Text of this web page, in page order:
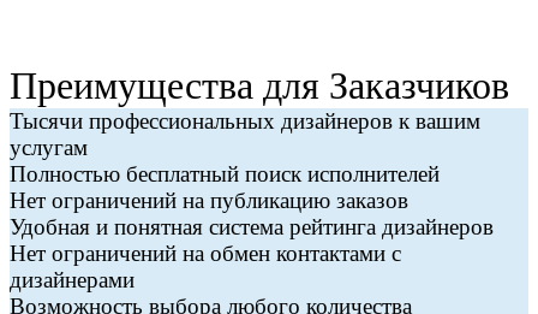
Преимущества для Заказчиков
Тысячи профессиональных дизайнеров к вашим
услугам
Полностью бесплатный поиск исполнителей
Нет ограничений на публикацию заказов
Удобная и понятная система рейтинга дизайнеров
Нет ограничений на обмен контактами с
дизайнерами
Возможность выбора любого количества